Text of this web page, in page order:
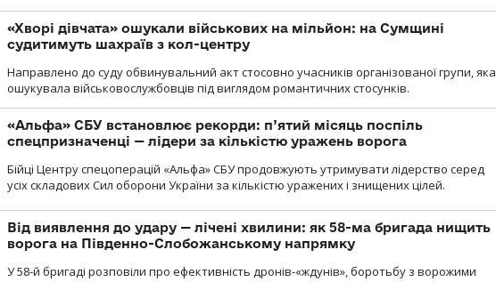
«Хворі дівчата» ошукали військових на мільйон: на Сумщині
судитимуть шахраїв з кол-центру
Направлено до суду обвинувальний акт стосовно учасників організованої групи, яка
ошукувала військовослужбовців під виглядом романтичних стосунків.
«Альфа» СБУ встановлює рекорди: п’ятий місяць поспіль
спецпризначенці — лідери за кількістю уражень ворога
Бійці Центру спецоперацій «Альфа» СБУ продовжують утримувати лідерство серед
усіх складових Сил оборони України за кількістю уражених і знищених цілей.
Від виявлення до удару — лічені хвилини: як 58-ма бригада нищить
ворога на Південно-Слобожанському напрямку
У 58-й бригаді розповіли про ефективність дронів-«ждунів», боротьбу з ворожими